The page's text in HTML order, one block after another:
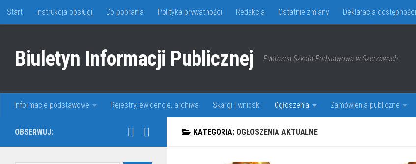
Skip to content
Start Instrukcja obsługi Do pobrania Polityka prywatności Redakcja Ostatnie zmiany Deklaracja dostępności
Biuletyn Informacji Publicznej Publiczna Szkoła Podstawowa w Szerzawach
Informacje podstawowe Rejestry, ewidencje, archiwa Skargi i wnioski Ogłoszenia Zamówienia publiczne
KATEGORIA: OGŁOSZENIA AKTUALNE
OBSERWUJ: